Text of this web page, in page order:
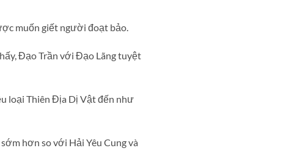
muốn giết người đoạt bảo.
Đạo Trần với Đạo Lãng tuyệt
loại Thiên Địa Dị Vật đến như
hơn so với Hải Yêu Cung và